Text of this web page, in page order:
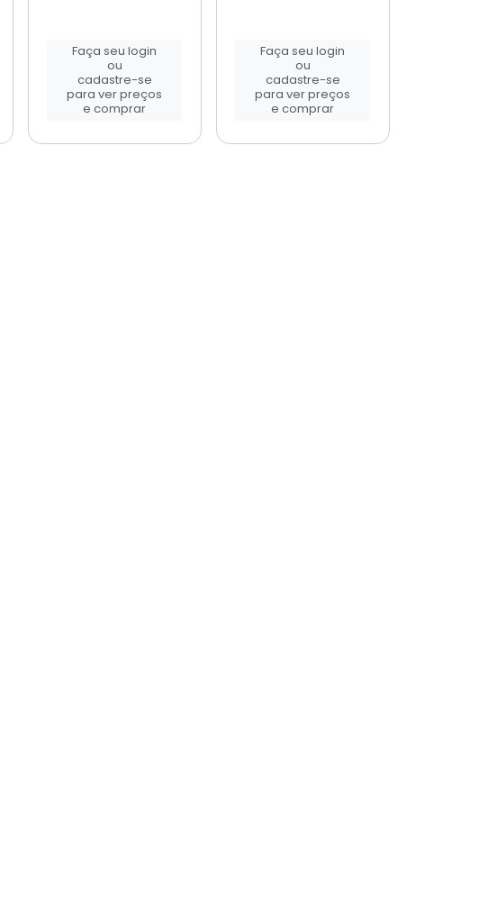
Faça seu login
ou
cadastre-se
para ver preços
e comprar
Faça seu login
ou
cadastre-se
para ver preços
e comprar